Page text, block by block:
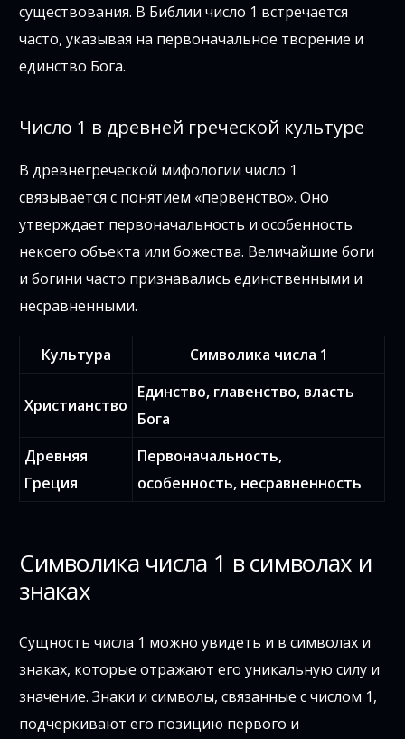
существования. В Библии число 1 встречается
часто, указывая на первоначальное творение и
единство Бога.
Число 1 в древней греческой культуре
В древнегреческой мифологии число 1
связывается с понятием «первенство». Оно
утверждает первоначальность и особенность
некоего объекта или божества. Величайшие боги
и богини часто признавались единственными и
несравненными.
Культура Символика числа 1
Христианство
Единство, главенство, власть
Бога
Древняя
Греция
Первоначальность,
особенность, несравненность
Символика числа 1 в символах и
знаках
Сущность числа 1 можно увидеть и в символах и
знаках, которые отражают его уникальную силу и
значение. Знаки и символы, связанные с числом 1,
подчеркивают его позицию первого и